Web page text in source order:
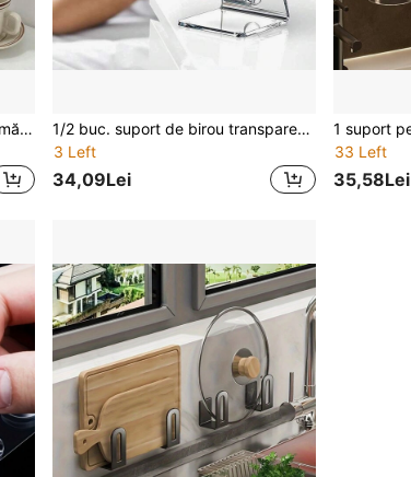
1 unitate de rafturi de colț în formă de evantai, raft de depozitare, raft de cărți, organizator de șampon și cosmetice pentru baie, accesoriu de baie, raft de afișare pentru decor acasă/birou, accesorii de baie
1/2 buc. suport de birou transparent din acril pentru telefon, ornament decorativ creativ, accesoriu esențial pentru binge-watching, încărcare convenabilă, design antiderapant, potrivit pentru mai multe scenarii
3 Left
34,09Lei
33 Left
35,58Lei